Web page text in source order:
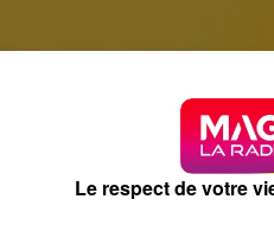
Le respect de votre